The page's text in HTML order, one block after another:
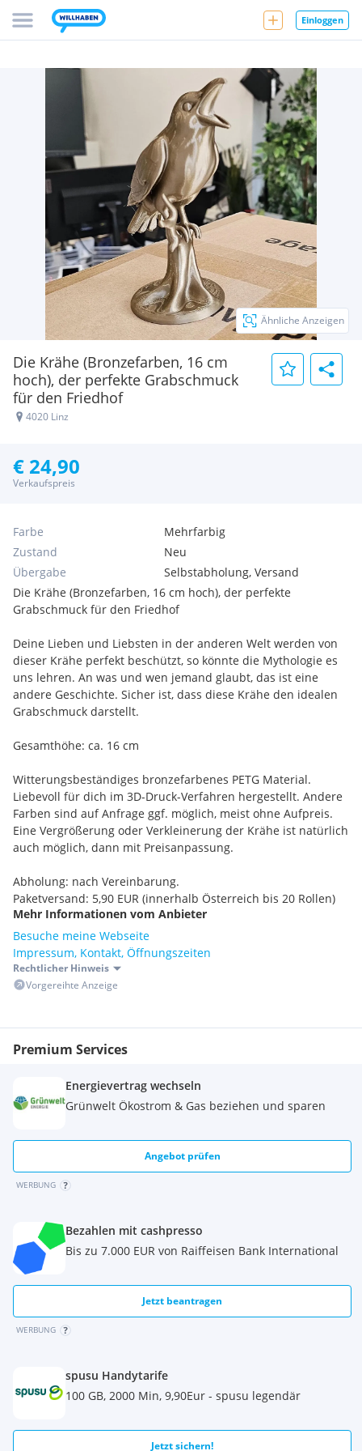
Einloggen
Die Krähe (Bronzefarben, 16 cm
hoch), der perfekte Grabschmuck
für den Friedhof
4020 Linz
Ähnliche Anzeigen
€ 24,90
Verkaufspreis
Farbe
Mehrfarbig
Zustand
Neu
Übergabe
Selbstabholung, Versand
Die Krähe (Bronzefarben, 16 cm hoch), der perfekte
Grabschmuck für den Friedhof
Deine Lieben und Liebsten in der anderen Welt werden von
dieser Krähe perfekt beschützt, so könnte die Mythologie es
uns lehren. An was und wen jemand glaubt, das ist eine
andere Geschichte. Sicher ist, dass diese Krähe den idealen
Grabschmuck darstellt.
Gesamthöhe: ca. 16 cm
Witterungsbeständiges bronzefarbenes PETG Material.
Liebevoll für dich im 3D-Druck-Verfahren hergestellt. Andere
Farben sind auf Anfrage ggf. möglich, meist ohne Aufpreis.
Eine Vergrößerung oder Verkleinerung der Krähe ist natürlich
auch möglich, dann mit Preisanpassung.
Abholung: nach Vereinbarung.
Paketversand: 5,90 EUR (innerhalb Österreich bis 20 Rollen)
Mehr Informationen vom Anbieter
Besuche meine Webseite
Impressum, Kontakt, Öffnungszeiten
Rechtlicher Hinweis
Vorgereihte Anzeige
Premium Services
Energievertrag wechseln
Grünwelt Ökostrom & Gas beziehen und sparen
Angebot prüfen
WERBUNG
Bezahlen mit cashpresso
Bis zu 7.000 EUR von Raiffeisen Bank International
Jetzt beantragen
WERBUNG
spusu Handytarife
100 GB, 2000 Min, 9,90Eur - spusu legendär
Jetzt sichern!